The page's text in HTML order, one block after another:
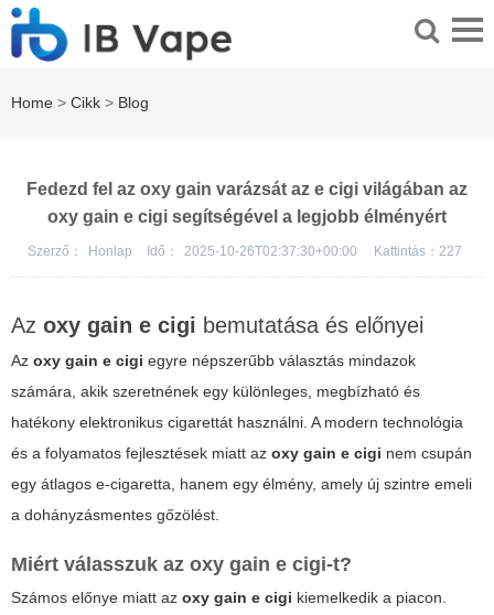
Home > Cikk > Blog
Fedezd fel az oxy gain varázsát az e cigi világában az
oxy gain e cigi segítségével a legjobb élményért
Szerző： Honlap Idő： 2025-10-26T02:37:30+00:00 Kattintás： 227
Az oxy gain e cigi bemutatása és előnyei
Az oxy gain e cigi egyre népszerűbb választás mindazok
számára, akik szeretnének egy különleges, megbízható és
hatékony elektronikus cigarettát használni. A modern technológia
és a folyamatos fejlesztések miatt az oxy gain e cigi nem csupán
egy átlagos e-cigaretta, hanem egy élmény, amely új szintre emeli
a dohányzásmentes gőzölést.
Miért válasszuk az oxy gain e cigi-t?
Számos előnye miatt az oxy gain e cigi kiemelkedik a piacon.